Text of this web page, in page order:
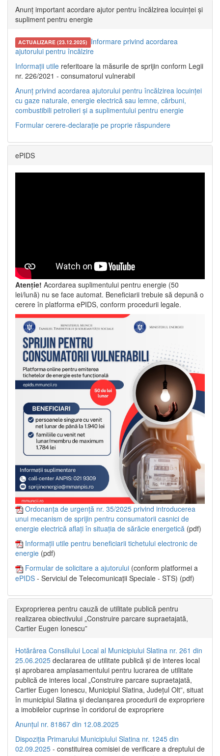
Anunț important acordare ajutor pentru încălzirea locuinței și
supliment pentru energie
ACTUALIZARE (23.12.2025) Informare privind acordarea
ajutorului pentru încălzire
Informații utile referitoare la măsurile de sprijin conform Legii
nr. 226/2021 - consumatorul vulnerabil
Anunț privind acordarea ajutorului pentru încălzirea locuinței
cu gaze naturale, energie electrică sau lemne, cărbuni,
combustibili petrolieri și a suplimentului pentru energie
Formular cerere-declarație pe proprie răspundere
ePIDS
Atenție! Acordarea suplimentului pentru energie (50
lei/lună) nu se face automat. Beneficiarii trebuie să depună o
cerere în platforma ePIDS, conform procedurii legale.
Ordonanța de urgență nr. 35/2025 privind introducerea
unui mecanism de sprijin pentru consumatorii casnici de
energie electrică aflați în situația de sărăcie energetică (pdf)
Informații utile pentru beneficiarii tichetului electronic de
energie (pdf)
Formular de solicitare a ajutorului (conform platformei a
ePIDS - Serviciul de Telecomunicații Speciale - STS) (pdf)
Exproprierea pentru cauză de utilitate publică pentru
realizarea obiectivului „Construire parcare supraetajată,
Cartier Eugen Ionescu”
Hotărârea Consiliului Local al Municipiului Slatina nr. 261 din
25.06.2025 declararea de utilitate publică și de interes local
și aprobarea amplasamentului pentru lucrarea de utilitate
publică de interes local „Construire parcare supraetajată,
Cartier Eugen Ionescu, Municipiul Slatina, Județul Olt”, situat
în municipiul Slatina și declanșarea procedurii de expropriere
a imobilelor cuprinse în coridorul de expropriere
Anunțul nr. 81867 din 12.08.2025
Dispoziția Primarului Municipiului Slatina nr. 1245 din
02.09.2025 - constituirea comisiei de verificare a dreptului de